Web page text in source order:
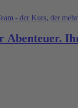
Abenteuer.